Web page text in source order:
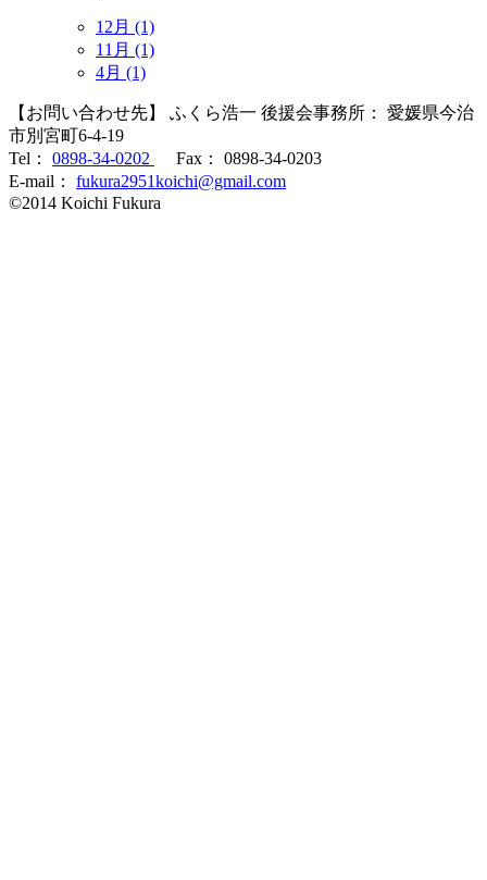
12月 (1)
11月 (1)
4月 (1)
【お問い合わせ先】 ふくら浩一 後援会事務所： 愛媛県今治
市別宮町6-4-19
Tel： 0898-34-0202
Fax： 0898-34-0203
E-mail： fukura2951koichi@gmail.com
©2014 Koichi Fukura